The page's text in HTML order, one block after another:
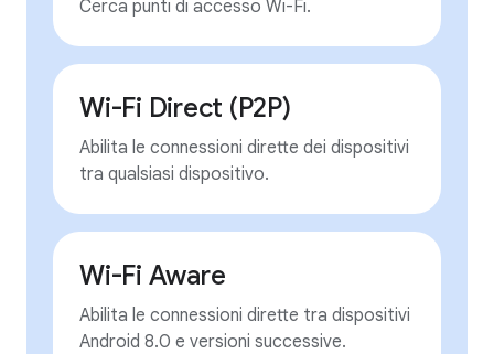
Cerca punti di accesso Wi-Fi.
Wi-Fi Direct (P2P)
Abilita le connessioni dirette dei dispositivi
tra qualsiasi dispositivo.
Wi-Fi Aware
Abilita le connessioni dirette tra dispositivi
Android 8.0 e versioni successive.